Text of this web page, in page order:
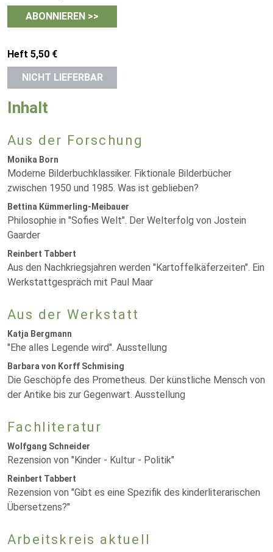
ABONNIEREN >>
Heft 5,50 €
NICHT LIEFERBAR
Inhalt
Aus der Forschung
Monika Born
Moderne Bilderbuchklassiker. Fiktionale Bilderbücher
zwischen 1950 und 1985. Was ist geblieben?
Bettina Kümmerling-Meibauer
Philosophie in "Sofies Welt". Der Welterfolg von Jostein
Gaarder
Reinbert Tabbert
Aus den Nachkriegsjahren werden "Kartoffelkäferzeiten". Ein
Werkstattgespräch mit Paul Maar
Aus der Werkstatt
Katja Bergmann
"Ehe alles Legende wird". Ausstellung
Barbara von Korff Schmising
Die Geschöpfe des Prometheus. Der künstliche Mensch von
der Antike bis zur Gegenwart. Ausstellung
Fachliteratur
Wolfgang Schneider
Rezension von "Kinder - Kultur - Politik"
Reinbert Tabbert
Rezension von "Gibt es eine Spezifik des kinderliterarischen
Übersetzens?"
Arbeitskreis aktuell